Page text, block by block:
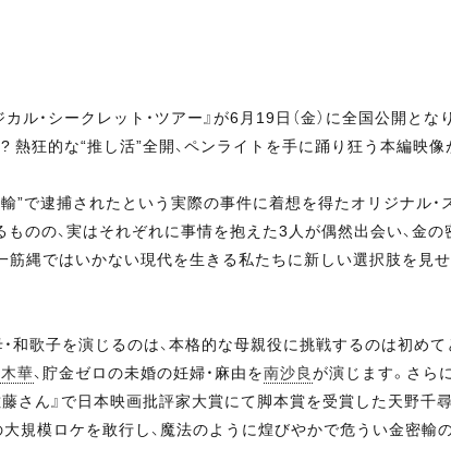
ル・シークレット・ツアー』が6月19日（金）に全国公開とな
狂的な“推し活”全開、ペンライトを手に踊り狂う本編映像
で逮捕されたという実際の事件に着想を得たオリジナル・
のの、実はそれぞれに事情を抱えた3人が偶然出会い、金
縄ではいかない現代を生きる私たちに新しい選択肢を見
歌子を演じるのは、本格的な母親役に挑戦するのは初めて
華、貯金ゼロの未婚の妊婦・麻由を南沙良が演じます。さら
藤さん』で日本映画批評家大賞にて脚本賞を受賞した天野千尋
規模ロケを敢行し、魔法のように煌びやかで危うい金密輸